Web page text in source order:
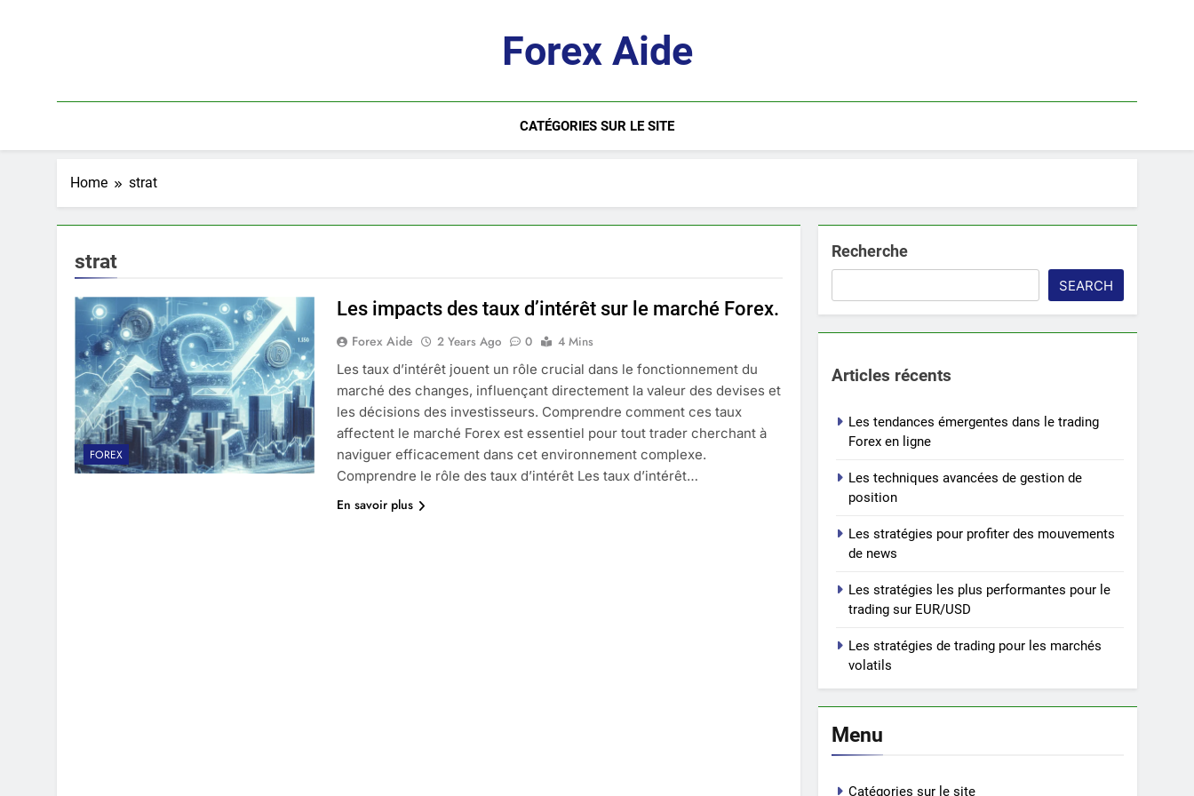
Forex Aide
CATÉGORIES SUR LE SITE
Home strat
strat
FOREX
Les impacts des taux d’intérêt sur le marché Forex.
Forex Aide 2 Years Ago 0
4 Mins
Les taux d’intérêt jouent un rôle crucial dans le fonctionnement du
marché des changes, influençant directement la valeur des devises et
les décisions des investisseurs. Comprendre comment ces taux
affectent le marché Forex est essentiel pour tout trader cherchant à
naviguer efficacement dans cet environnement complexe.
Comprendre le rôle des taux d’intérêt Les taux d’intérêt…
En savoir plus
Recherche
SEARCH
Articles récents
Les tendances émergentes dans le trading
Forex en ligne
Les techniques avancées de gestion de
position
Les stratégies pour profiter des mouvements
de news
Les stratégies les plus performantes pour le
trading sur EUR/USD
Les stratégies de trading pour les marchés
volatils
Menu
Catégories sur le site